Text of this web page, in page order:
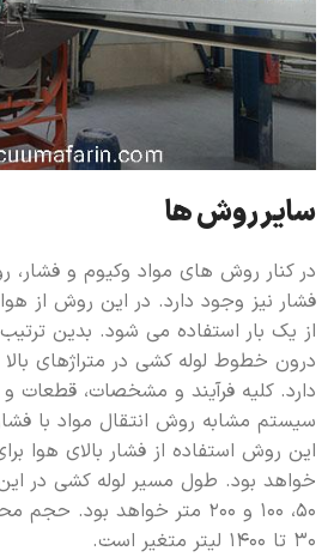
سایر روش ها
در کنار روش های مواد وکیوم و فشار،
فشار نیز وجود دارد. در این روش از
از یک بار استفاده می شود. بدین
دارد. کلیه فرآیند و مشخصات، قطعات
سیستم مشابه روش انتقال مواد با
این روش استفاده از فشار بالای هوا
۵۰، ۱۰۰ و ۲۰۰ متر خواهد بود.
۳۰ تا ۱۴۰۰ لیتر متغیر است.